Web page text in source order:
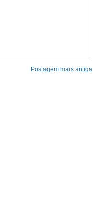
Postagem mais antiga